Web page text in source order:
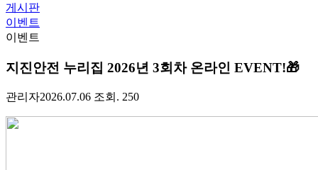
게시판
이벤트
이벤트
지진안전 누리집 2026년 3회차 온라인 EVENT!🎁
관리자2026.07.06 조회. 250